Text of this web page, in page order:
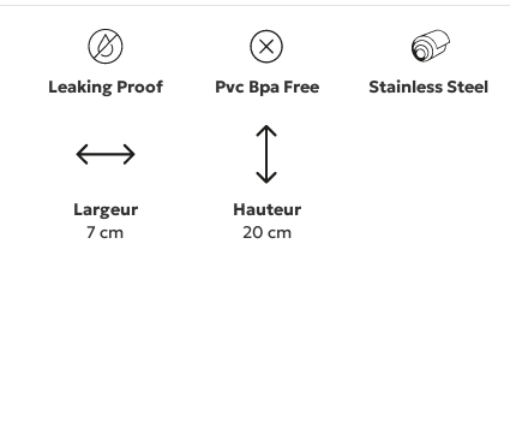
Leaking Proof Pvc Bpa Free Stainless Steel
Largeur
7 cm
Hauteur
20 cm